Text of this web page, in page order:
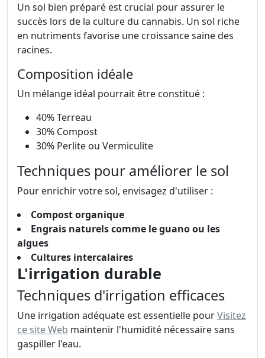
Un sol bien préparé est crucial pour assurer le
succès lors de la culture du cannabis. Un sol riche
en nutriments favorise une croissance saine des
racines.
Composition idéale
Un mélange idéal pourrait être constitué :
40% Terreau
30% Compost
30% Perlite ou Vermiculite
Techniques pour améliorer le sol
Pour enrichir votre sol, envisagez d'utiliser :
Compost organique
Engrais naturels comme le guano ou les
algues
Cultures intercalaires
L'irrigation durable
Techniques d'irrigation efficaces
Une irrigation adéquate est essentielle pourVisitez
ce site Web maintenir l'humidité nécessaire sans
gaspiller l'eau.